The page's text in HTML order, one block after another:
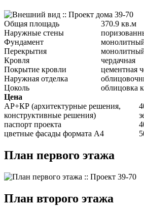
Общая площадь
370.9 кв.м
Наружные стены
Фундамент
Перекрытия
Кровля
чердачная
Покрытие кровли
цементная
Наружная отделка
Цоколь
облицовка
Цена
АР+КР (архитектурные решения,
конструктивные решения)
паспорт проекта
цветные фасады формата А4
План первого этажа
План второго этажа